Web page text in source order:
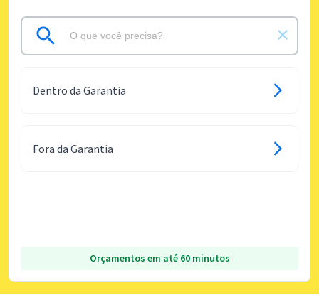
Dentro da Garantia
Fora da Garantia
Orçamentos em até 60 minutos